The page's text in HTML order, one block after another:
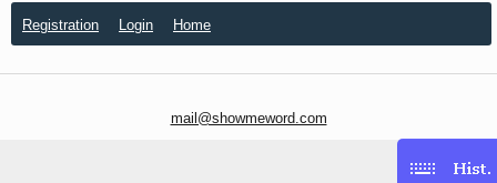
Registration Login Home
mail@showmeword.com